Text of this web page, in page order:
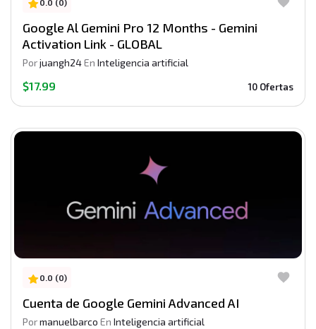
0.0 (0)
Google Al Gemini Pro 12 Months - Gemini
Activation Link - GLOBAL
Porjuangh24En Inteligencia artificial
$17.99 10 Ofertas
0.0 (0)
Cuenta de Google Gemini Advanced AI
Pormanuelbarco En Inteligencia artificial